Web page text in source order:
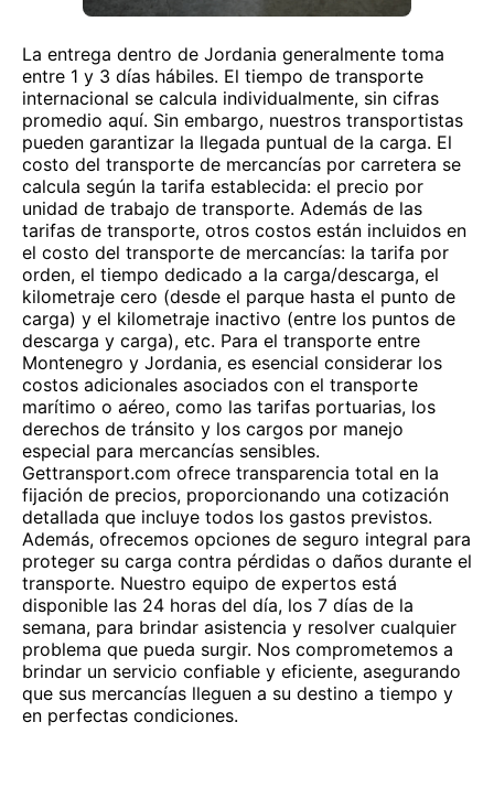
La entrega dentro de Jordania generalmente toma
entre 1 y 3 días hábiles. El tiempo de transporte
internacional se calcula individualmente, sin cifras
promedio aquí. Sin embargo, nuestros transportistas
pueden garantizar la llegada puntual de la carga. El
costo del transporte de mercancías por carretera se
calcula según la tarifa establecida: el precio por
unidad de trabajo de transporte. Además de las
tarifas de transporte, otros costos están incluidos en
el costo del transporte de mercancías: la tarifa por
orden, el tiempo dedicado a la carga/descarga, el
kilometraje cero (desde el parque hasta el punto de
carga) y el kilometraje inactivo (entre los puntos de
descarga y carga), etc. Para el transporte entre
Montenegro y Jordania, es esencial considerar los
costos adicionales asociados con el transporte
marítimo o aéreo, como las tarifas portuarias, los
derechos de tránsito y los cargos por manejo
especial para mercancías sensibles.
Gettransport.com ofrece transparencia total en la
fijación de precios, proporcionando una cotización
detallada que incluye todos los gastos previstos.
Además, ofrecemos opciones de seguro integral para
proteger su carga contra pérdidas o daños durante el
transporte. Nuestro equipo de expertos está
disponible las 24 horas del día, los 7 días de la
semana, para brindar asistencia y resolver cualquier
problema que pueda surgir. Nos comprometemos a
brindar un servicio confiable y eficiente, asegurando
que sus mercancías lleguen a su destino a tiempo y
en perfectas condiciones.